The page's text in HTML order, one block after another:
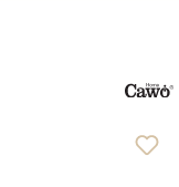
von 5 Sternen